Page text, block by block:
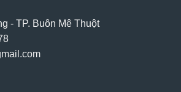
- TP. Buôn Mê Thuột